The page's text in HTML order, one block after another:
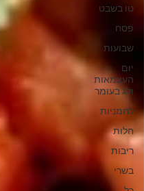
טו בשבט
פסח
שבועות
יום
העצמאות
ולג בעומר
לחמניות
חלות
ריבות
בשרי